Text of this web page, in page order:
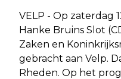
VELP - Op zaterdag
Hanke Bruins Slot
Zaken en
gebracht aan Velp.
Rheden. Op het